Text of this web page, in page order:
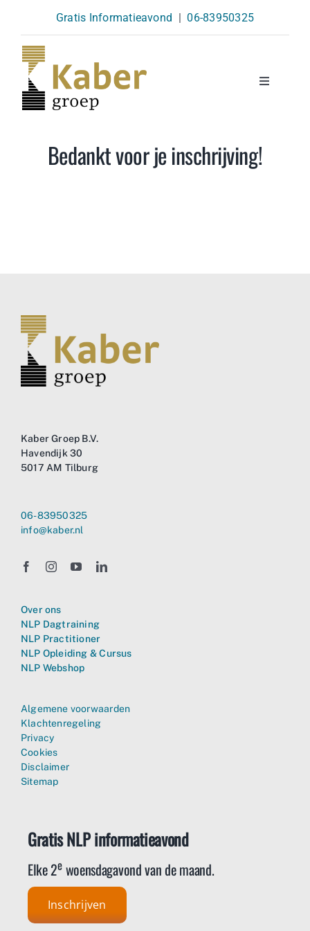
content
Gratis Informatieavond | 06-83950325
Toggle
Bedankt voor je inschrijving!
Kaber Groep B.V.
Havendijk 30
5017 AM Tilburg
06-83950325
info@kaber.nl
Over ons
NLP Dagtraining
NLP Practitioner
NLP Opleiding & Cursus
NLP Webshop
Algemene voorwaarden
Klachtenregeling
Privacy
Cookies
Disclaimer
Sitemap
Gratis NLP informatieavond
Elke 2ewoensdagavond van de maand.
Inschrijven